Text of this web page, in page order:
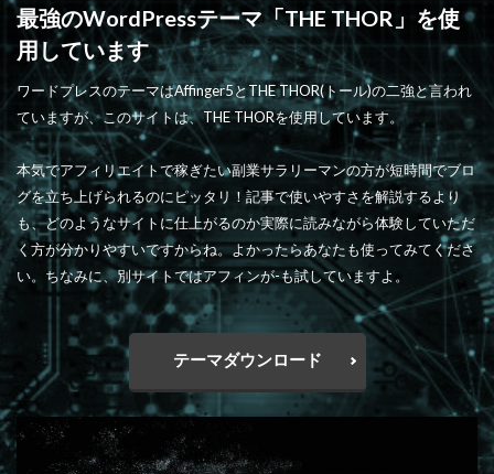
最強のWordPressテーマ「THE THOR」を使
用しています
ワードプレスのテーマはAffinger5とTHE THOR(トール)の二強と言われ
ていますが、このサイトは、THE THORを使用しています。
本気でアフィリエイトで稼ぎたい副業サラリーマンの方が短時間でブロ
グを立ち上げられるのにピッタリ！記事で使いやすさを解説するより
も、どのようなサイトに仕上がるのか実際に読みながら体験していただ
く方が分かりやすいですからね。よかったらあなたも使ってみてくださ
い。ちなみに、別サイトではアフィンが-も試していますよ。
テーマダウンロード